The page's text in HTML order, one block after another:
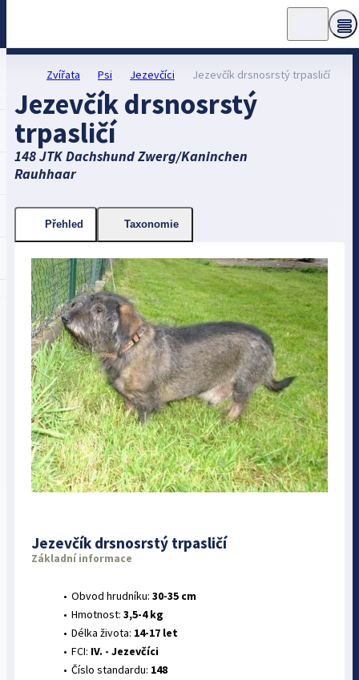
Zvířata Psi Jezevčíci Jezevčík drsnosrstý trpasličí
Jezevčík drsnosrstý
trpasličí
148 JTK Dachshund Zwerg/Kaninchen
Rauhhaar
Přehled Taxonomie
Jezevčík drsnosrstý trpasličí
Základní informace
Obvod hrudníku: 30-35 cm
Hmotnost: 3,5-4 kg
Délka života: 14-17 let
FCI: IV. - Jezevčíci
Číslo standardu: 148